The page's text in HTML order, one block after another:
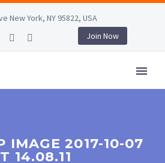
New York, NY 95822, USA
Join Now
IMAGE 2017-10-07
14.08.11